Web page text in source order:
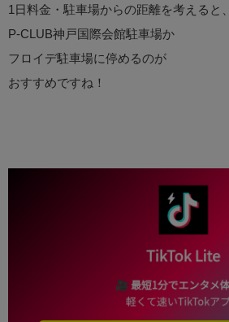
1日料金・駐車場からの距離を考えると、
P-CLUB神戸国際会館駐車場か
フロイデ駐車場に停めるのが
おすすめですね！